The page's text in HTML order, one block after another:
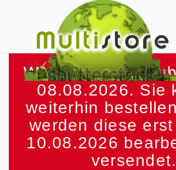
Wir machen
08.08.2026. Sie
weiterhin
werden diese
10.08.2026
versendet.